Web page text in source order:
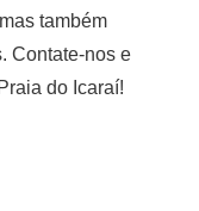
também
Contate-nos e
do Icaraí!